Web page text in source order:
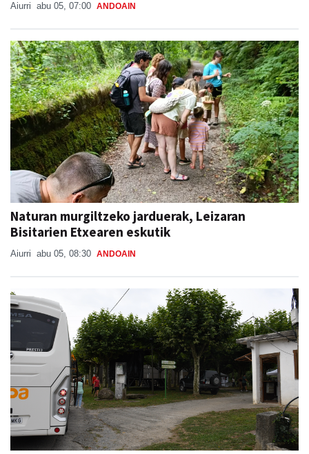
Aiurri abu 05, 07:00 ANDOAIN
Naturan murgiltzeko jarduerak, Leizaran
Bisitarien Etxearen eskutik
Aiurri abu 05, 08:30 ANDOAIN